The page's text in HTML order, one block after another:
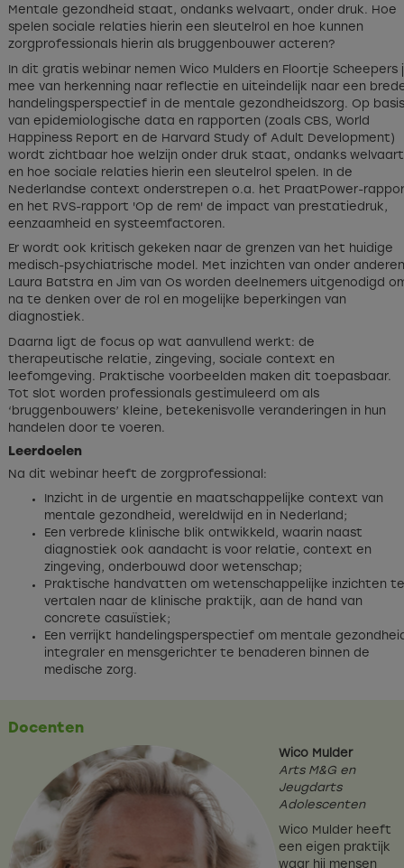
Mentale gezondheid staat, ondanks welvaart, onder druk. Hoe
spelen sociale relaties hierin een sleutelrol en hoe kunnen
zorgprofessionals hierin als bruggenbouwer acteren?
In dit gratis webinar nemen Wico Mulders en Floortje Scheepers
mee van herkenning naar reflectie en uiteindelijk naar een
handelingsperspectief in de mentale gezondheidszorg. Op basis
van epidemiologische data en rapporten (zoals CBS, World
Happiness Report en de Harvard Study of Adult Development)
wordt zichtbaar hoe welzijn onder druk staat, ondanks
en hoe sociale relaties hierin een sleutelrol spelen. In de
Nederlandse context onderstrepen o.a. het PraatPower-
en het RVS-rapport 'Op de rem' de impact van prestatiedruk,
eenzaamheid en systeemfactoren.
Er wordt ook kritisch gekeken naar de grenzen van het huidige
medisch-psychiatrische model. Met inzichten van onder anderen
Laura Batstra en Jim van Os worden deelnemers uitgenodigd
na te denken over de rol en mogelijke beperkingen van
diagnostiek.
Daarna ligt de focus op wat aanvullend werkt: de
therapeutische relatie, zingeving, sociale context en
leefomgeving. Praktische voorbeelden maken dit toepasbaar.
Tot slot worden professionals gestimuleerd om als
‘bruggenbouwers’ kleine, betekenisvolle veranderingen in hun
handelen door te voeren.
Leerdoelen
Na dit webinar heeft de zorgprofessional:
Inzicht in de urgentie en maatschappelijke context van
mentale gezondheid, wereldwijd en in Nederland;
Een verbrede klinische blik ontwikkeld, waarin naast
diagnostiek ook aandacht is voor relatie, context en
zingeving, onderbouwd door wetenschap;
Praktische handvatten om wetenschappelijke inzichten te
vertalen naar de klinische praktijk, aan de hand van
concrete casuïstiek;
Een verrijkt handelingsperspectief om mentale
integraler en mensgerichter te benaderen binnen de
medische zorg.
Docenten
Wico Mulder
Arts M&G en
Jeugdarts
Adolescenten
Wico Mulder heeft
een eigen praktijk
waar hij mensen